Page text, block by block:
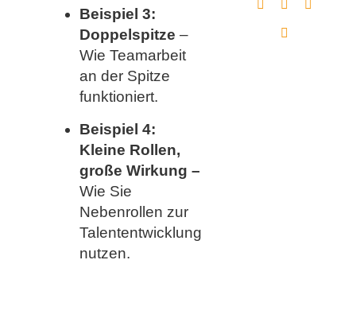
Beispiel 3:
Doppelspitze –
Wie Teamarbeit
an der Spitze
funktioniert.
Beispiel 4:
Kleine Rollen,
große Wirkung –
Wie Sie
Nebenrollen zur
Talententwicklung
nutzen.